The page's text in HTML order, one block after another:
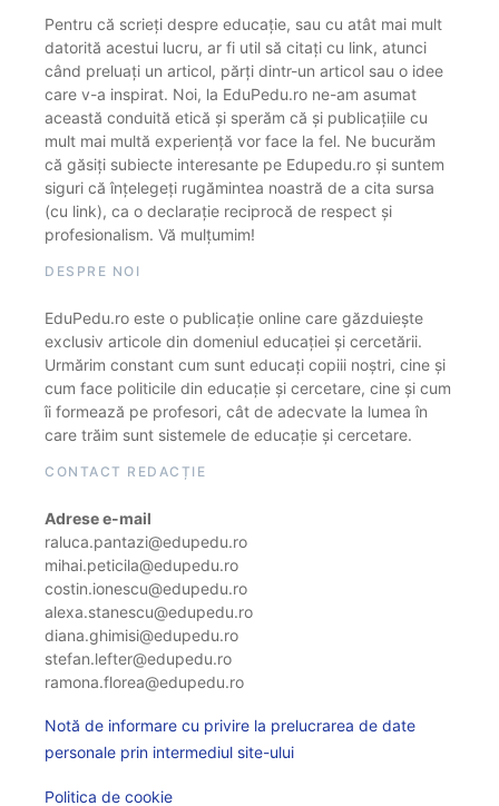
Pentru că scrieți despre educație, sau cu atât mai mult
datorită acestui lucru, ar fi util să citați cu link, atunci
când preluați un articol, părți dintr-un articol sau o idee
care v-a inspirat. Noi, la EduPedu.ro ne-am asumat
această conduită etică și sperăm că și publicațiile cu
mult mai multă experiență vor face la fel. Ne bucurăm
că găsiți subiecte interesante pe Edupedu.ro și suntem
siguri că înțelegeți rugămintea noastră de a cita sursa
(cu link), ca o declarație reciprocă de respect și
profesionalism. Vă mulțumim!
DESPRE NOI
EduPedu.ro este o publicație online care găzduiește
exclusiv articole din domeniul educației și cercetării.
Urmărim constant cum sunt educați copiii noștri, cine și
cum face politicile din educație și cercetare, cine și cum
îi formează pe profesori, cât de adecvate la lumea în
care trăim sunt sistemele de educație și cercetare.
CONTACT REDACȚIE
Adrese e-mail
raluca.pantazi@edupedu.ro
mihai.peticila@edupedu.ro
costin.ionescu@edupedu.ro
alexa.stanescu@edupedu.ro
diana.ghimisi@edupedu.ro
stefan.lefter@edupedu.ro
ramona.florea@edupedu.ro
Notă de informare cu privire la prelucrarea de date
personale prin intermediul site-ului
Politica de cookie